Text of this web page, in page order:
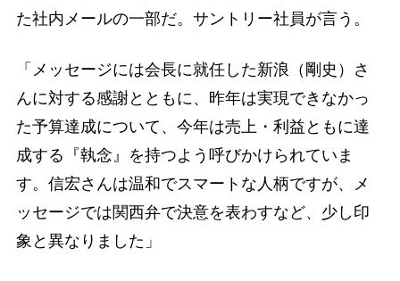
た社内メールの一部だ。サントリー社員が言う。
「メッセージには会長に就任した新浪（剛史）さ
んに対する感謝とともに、昨年は実現できなかっ
た予算達成について、今年は売上・利益ともに達
成する『執念』を持つよう呼びかけられていま
す。信宏さんは温和でスマートな人柄ですが、メ
ッセージでは関西弁で決意を表わすなど、少し印
象と異なりました」